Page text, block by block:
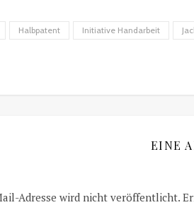
Halbpatent Initiative Handarbeit
EINE
Adresse wird nicht veröffentlicht.